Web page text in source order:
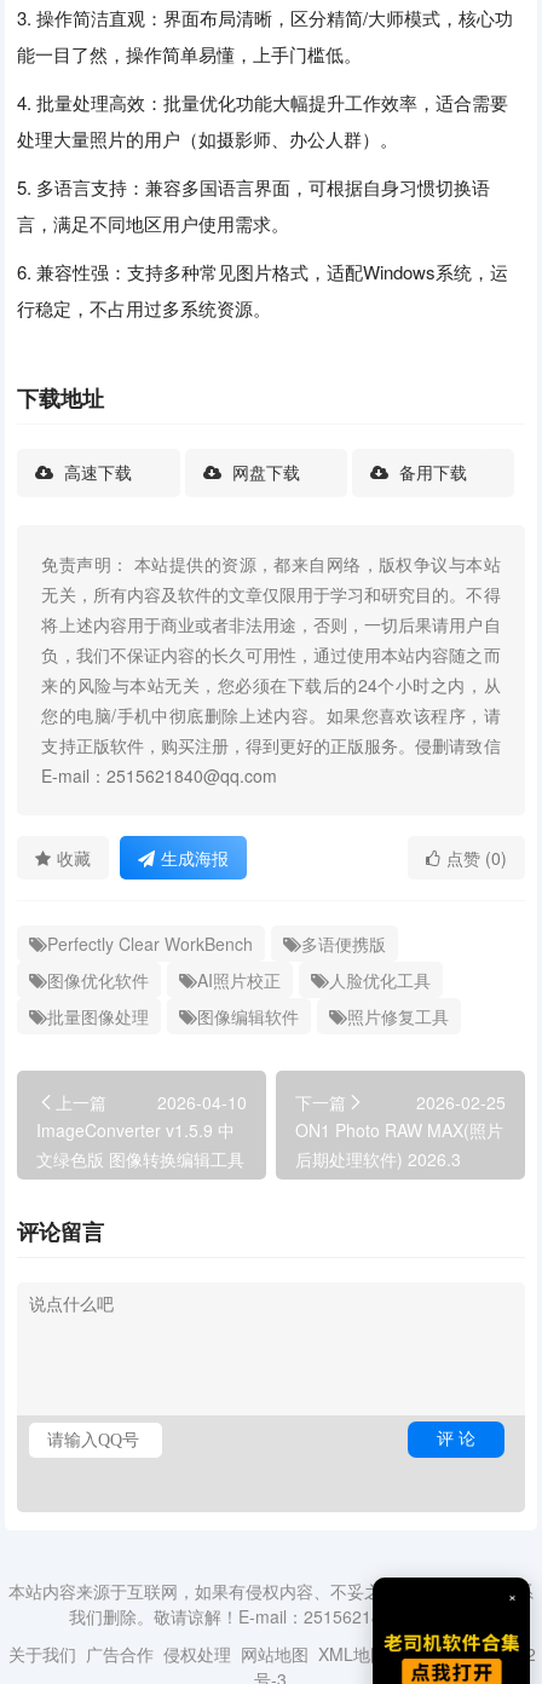
3. 操作简洁直观：界面布局清晰，区分精简/大师模式，核心功
能一目了然，操作简单易懂，上手门槛低。
4. 批量处理高效：批量优化功能大幅提升工作效率，适合需要
处理大量照片的用户（如摄影师、办公人群）。
5. 多语言支持：兼容多国语言界面，可根据自身习惯切换语
言，满足不同地区用户使用需求。
6. 兼容性强：支持多种常见图片格式，适配Windows系统，运
行稳定，不占用过多系统资源。
下载地址
高速下载 网盘下载 备用下载
免责声明： 本站提供的资源，都来自网络，版权争议与本站
无关，所有内容及软件的文章仅限用于学习和研究目的。不得
将上述内容用于商业或者非法用途，否则，一切后果请用户自
负，我们不保证内容的长久可用性，通过使用本站内容随之而
来的风险与本站无关，您必须在下载后的24个小时之内，从
您的电脑/手机中彻底删除上述内容。如果您喜欢该程序，请
支持正版软件，购买注册，得到更好的正版服务。侵删请致信
E-mail：2515621840@qq.com
收藏 生成海报 点赞 (0)
Perfectly Clear WorkBench
多语便携版
图像优化软件
AI照片校正
人脸优化工具
批量图像处理
图像编辑软件 照片修复工具
上一篇
2026-04-10
ImageConverter v1.5.9 中
文绿色版 图像转换编辑工具
下一篇
2026-02-25
ON1 Photo RAW MAX(照片
后期处理软件) 2026.3
评论留言
本站内容来源于互联网，如果有侵权内容、不妥之处，请第一时间联系
我们删除。敬请谅解！E-mail：2515621840@qq.com
关于我们 广告合作 侵权处理 网站地图 XML地图 蜀ICP备18014492
×